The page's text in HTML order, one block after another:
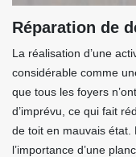
Réparation de
La réalisation d’une
considérable comme
que tous les foyers
d’imprévu, ce qui fait
de toit en mauvais état.
l’importance d’une